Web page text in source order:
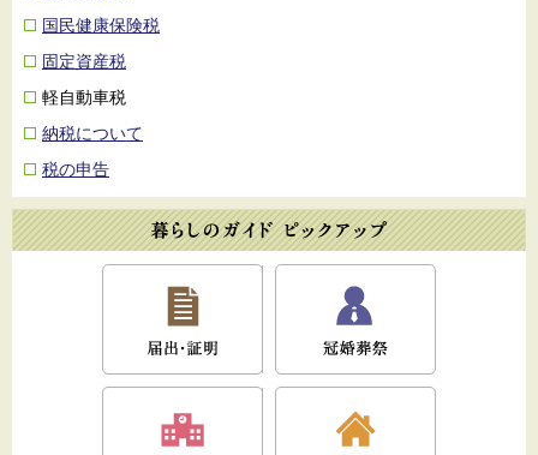
国民健康保険税
固定資産税
軽自動車税
納税について
税の申告